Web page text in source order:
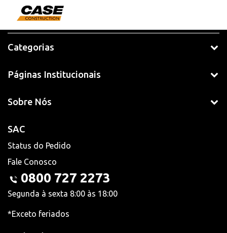
Categorias
Páginas Institucionais
Sobre Nós
SAC
Status do Pedido
Fale Conosco
0800 727 2273
Segunda à sexta 8:00 às 18:00
*Exceto feriados